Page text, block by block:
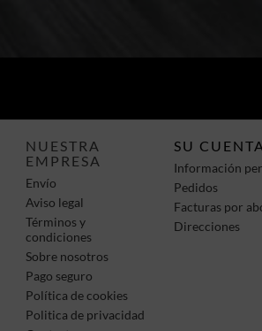
NUESTRA
EMPRESA
Envío
Aviso legal
Términos y
condiciones
Sobre nosotros
Pago seguro
Política de cookies
Politica de privacidad
SU CUENTA
Información
Pedidos
Facturas por
Direcciones